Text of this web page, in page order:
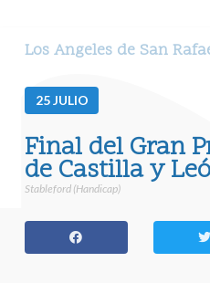
Los Angeles de San
25JULIO
Final del Gran
de Castilla y
Stableford (Handicap)